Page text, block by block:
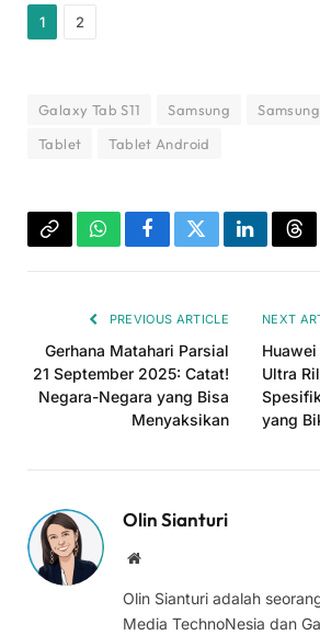
1 2
Galaxy Tab S11 Samsung
Tablet
Tablet Android
Copy WhatsAppFacebookTwitterLinkedIn
PREVIOUS ARTICLE
Gerhana Matahari Parsial
21 September 2025: Catat!
Negara-Negara yang Bisa
Menyaksikan
NEXT
Ultra
yang
Olin Sianturi
Website
Olin Sianturi adalah
Media TechnoNesia dan